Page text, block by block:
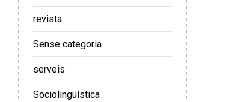
revista
Sense categoria
serveis
Sociolingüística